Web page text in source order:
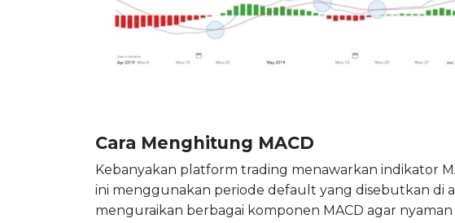
Cara Menghitung MACD
Kebanyakan platform trading menawarkan indikator
ini menggunakan periode default yang disebutkan di
menguraikan berbagai komponen MACD agar